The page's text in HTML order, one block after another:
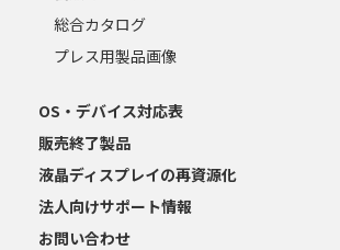
総合カタログ
プレス用製品画像
OS・デバイス対応表
販売終了製品
液晶ディスプレイの再資源化
法人向けサポート情報
お問い合わせ